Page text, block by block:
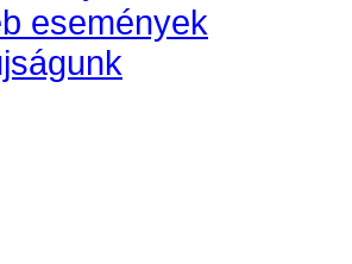
események